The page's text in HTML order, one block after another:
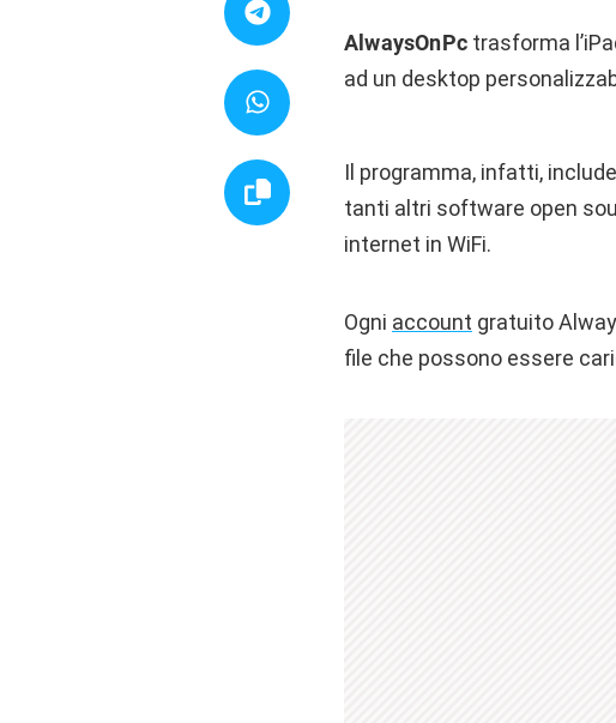
AlwaysOnPc trasforma
ad un desktop
Il programma, infatti,
tanti altri software open
internet in WiFi.
Ogni account gratuito
file che possono essere